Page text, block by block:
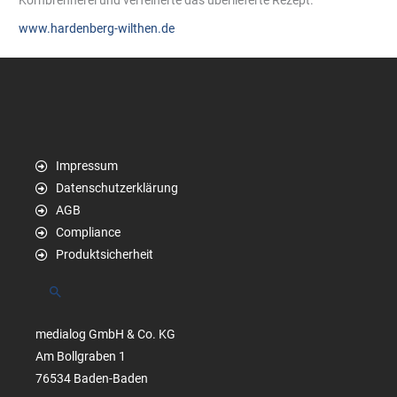
www.hardenberg-wilthen.de
Impressum
Datenschutzerklärung
AGB
Compliance
Produktsicherheit
Suchen
medialog GmbH & Co. KG
Am Bollgraben 1
76534 Baden-Baden